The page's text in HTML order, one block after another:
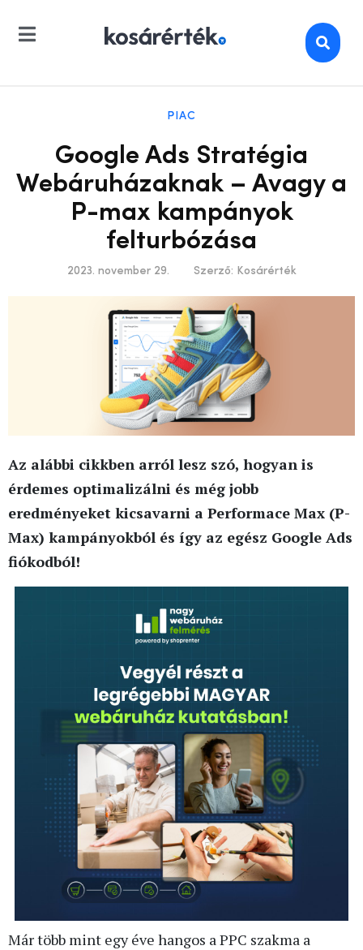
PIAC
Google Ads Stratégia
Webáruházaknak – Avagy a
P-max kampányok
felturbózása
2023. november 29. Szerző: Kosárérték
Az alábbi cikkben arról lesz szó, hogyan is
érdemes optimalizálni és még jobb
eredményeket kicsavarni a Performace Max (P-
Max) kampányokból és így az egész Google Ads
fiókodból!
Már több mint egy éve hangos a PPC szakma a